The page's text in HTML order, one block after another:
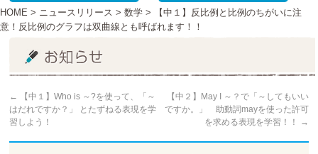
HOME > ニュースリリース > 数学 > 【中１】反比例と比例のちがいに注
意！反比例のグラフは双曲線とも呼ばれます！！
←
【中１】Who is ～?を使って、「～
はだれですか？」 とたずねる表現を学
習しよう！
【中２】May I ～？で「～してもいい
ですか。」 助動詞mayを使った許可
を求める表現を学習！！
→